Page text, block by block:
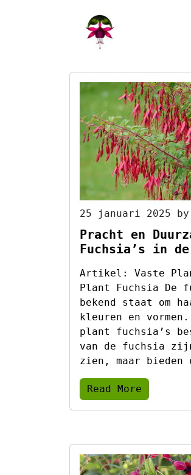
25 januari 2025 by
Pracht en
Fuchsia’s in
Artikel: Vaste
Plant Fuchsia De
bekend staat om
kleuren en
plant fuchsia’s
van de fuchsia
zien, maar bieden
Read More